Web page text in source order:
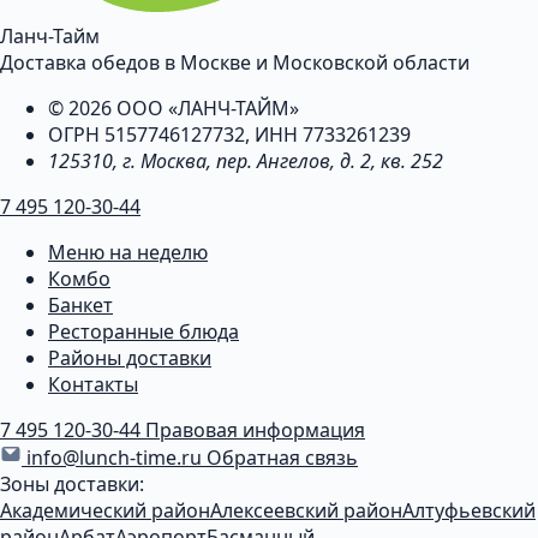
Ланч-Тайм
Доставка обедов в Москве и Московской области
© 2026 ООО «ЛАНЧ-ТАЙМ»
ОГРН 5157746127732, ИНН 7733261239
125310, г. Москва, пер. Ангелов, д. 2, кв. 252
7 495 120-30-44
Меню на неделю
Комбо
Банкет
Ресторанные блюда
Районы доставки
Контакты
7 495 120-30-44 Правовая информация
info@lunch-time.ru Обратная связь
Зоны доставки:
Академический районАлексеевский районАлтуфьевский